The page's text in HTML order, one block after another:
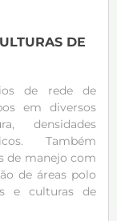
DE
de rede de
em diversos
densidades
Também
de manejo com
de áreas polo
e culturas de